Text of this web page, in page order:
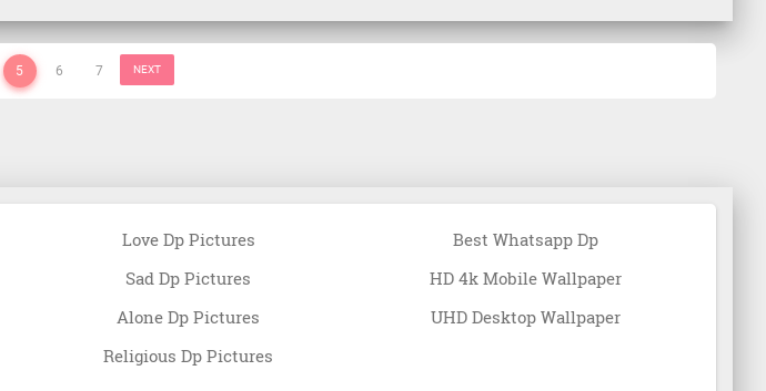
5 6 7 NEXT
Love Dp Pictures
Sad Dp Pictures
Alone Dp Pictures
Religious Dp Pictures
Best Whatsapp Dp
HD 4k Mobile Wallpaper
UHD Desktop Wallpaper